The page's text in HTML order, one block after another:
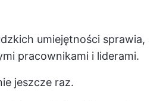
umiejętności sprawia,
pracownikami i liderami.
jeszcze raz.